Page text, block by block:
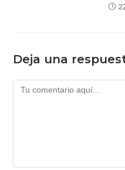
Deja una
Comentario